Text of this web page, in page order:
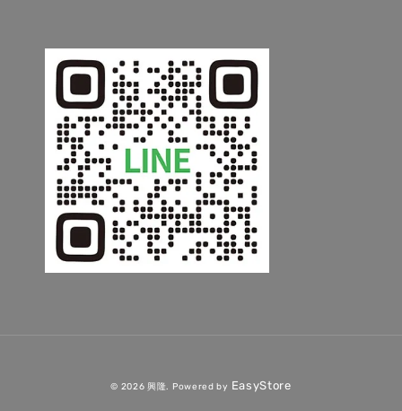
© 2026 興隆. Powered by EasyStore